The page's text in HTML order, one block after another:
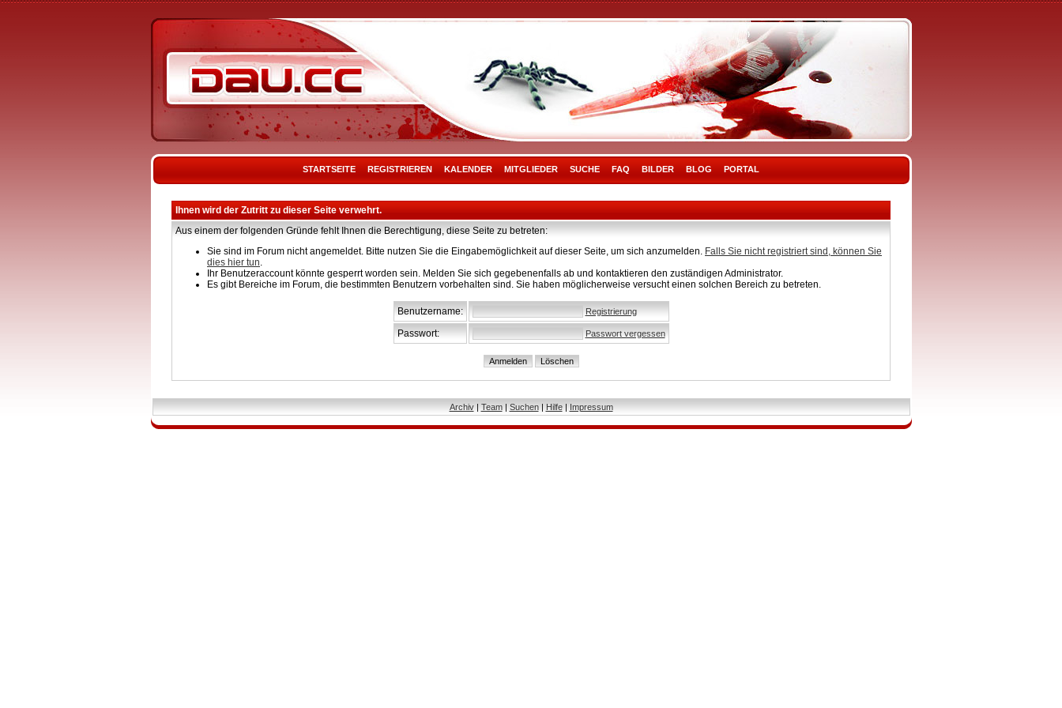
STARTSEITE REGISTRIEREN KALENDER MITGLIEDER SUCHE FAQ BILDER BLOG PORTAL
Ihnen wird der Zutritt zu dieser Seite verwehrt.
Aus einem der folgenden Gründe fehlt Ihnen die Berechtigung, diese Seite zu betreten:
Sie sind im Forum nicht angemeldet. Bitte nutzen Sie die Eingabemöglichkeit auf dieser Seite, um sich anzumelden. Falls Sie nicht registriert sind, können Sie
dies hier tun.
Ihr Benutzeraccount könnte gesperrt worden sein. Melden Sie sich gegebenenfalls ab und kontaktieren den zuständigen Administrator.
Es gibt Bereiche im Forum, die bestimmten Benutzern vorbehalten sind. Sie haben möglicherweise versucht einen solchen Bereich zu betreten.
Benutzername: Registrierung
Passwort: Passwort vergessen
Archiv| Team| Suchen| Hilfe| Impressum